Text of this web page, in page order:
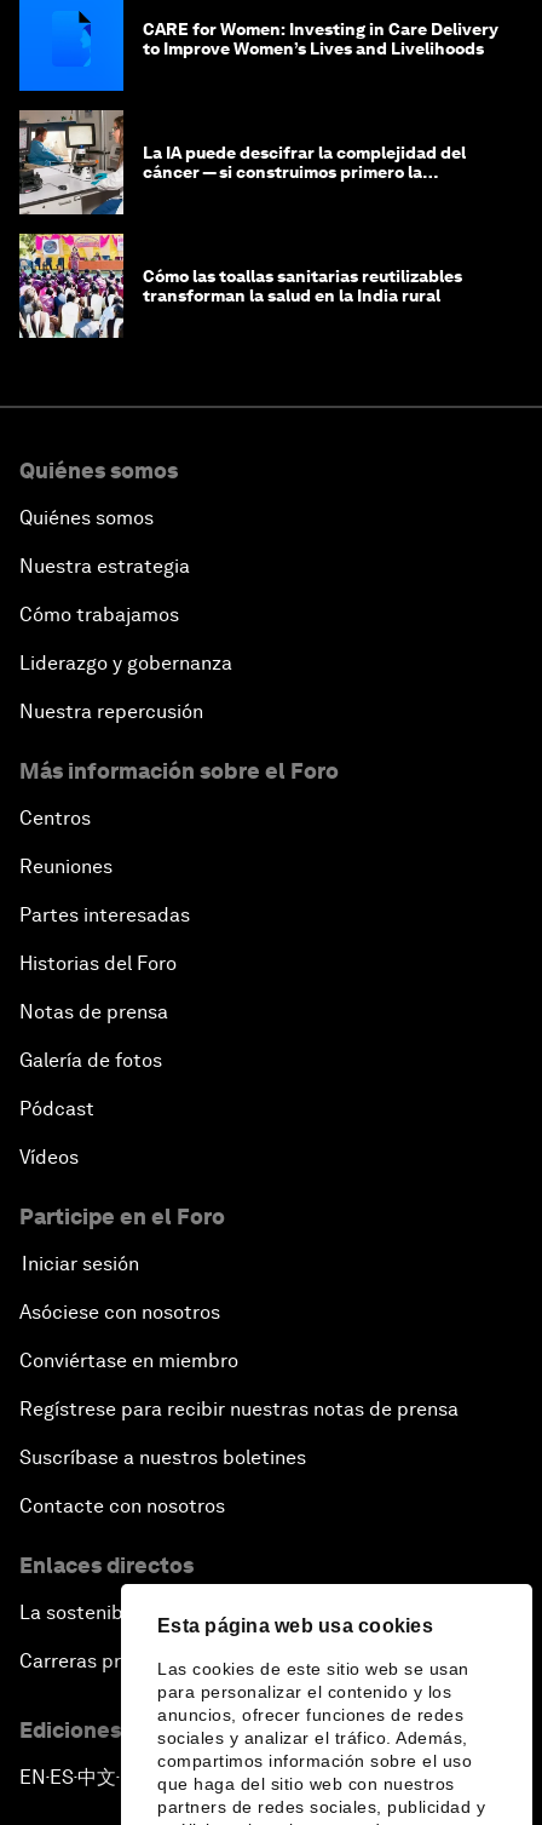
Esta página web usa cookies
Las cookies de este sitio web se usan
para personalizar el contenido y los
anuncios, ofrecer funciones de redes
sociales y analizar el tráfico. Además,
compartimos información sobre el uso
que haga del sitio web con nuestros
partners de redes sociales, publicidad y
CARE for Women: Investing in Care Delivery
to Improve Women’s Lives and Livelihoods
La IA puede descifrar la complejidad del
cáncer — si construimos primero la
Cómo las toallas sanitarias reutilizables
transforman la salud en la India rural
Quiénes somos
Quiénes somos
Nuestra estrategia
Cómo trabajamos
Liderazgo y gobernanza
Nuestra repercusión
Más información sobre el Foro
Centros
Reuniones
Partes interesadas
Historias del Foro
Notas de prensa
Galería de fotos
Pódcast
Vídeos
Participe en el Foro
Iniciar sesión
Asóciese con nosotros
Conviértase en miembro
Regístrese para recibir nuestras notas de prensa
Suscríbase a nuestros boletines
Contacte con nosotros
Enlaces directos
La sostenibilidad en el Foro
Carreras profesionales
Ediciones en otros idiomas
EN ▪ES▪中文▪ 日本語